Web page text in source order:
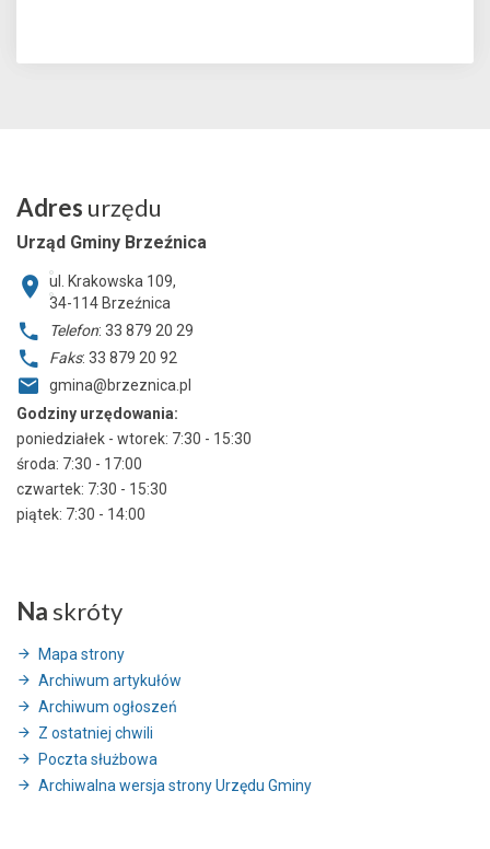
Adres urzędu
Urząd Gminy Brzeźnica
ul. Krakowska 109,
34-114 Brzeźnica
Telefon: 33 879 20 29
Faks: 33 879 20 92
gmina@brzeznica.pl
Godziny urzędowania:
poniedziałek - wtorek: 7:30 - 15:30
środa: 7:30 - 17:00
czwartek: 7:30 - 15:30
piątek: 7:30 - 14:00
Na skróty
Mapa strony
Archiwum artykułów
Archiwum ogłoszeń
Z ostatniej chwili
Poczta służbowa
Archiwalna wersja strony Urzędu Gminy